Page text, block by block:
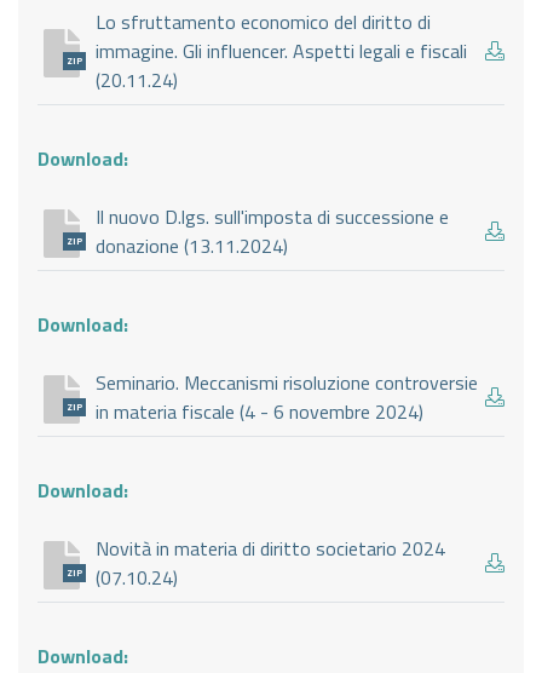
ZIP
Lo sfruttamento economico del diritto di
immagine. Gli influencer. Aspetti legali e fiscali
(20.11.24)
Download:
ZIP
Il nuovo D.lgs. sull'imposta di successione e
donazione (13.11.2024)
Download:
ZIP
Seminario. Meccanismi risoluzione controversie
in materia fiscale (4 - 6 novembre 2024)
Download:
ZIP
Novità in materia di diritto societario 2024
(07.10.24)
Download: